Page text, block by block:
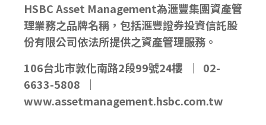
HSBC Asset Management為滙豐集團資產管
理業務之品牌名稱，包括滙豐證券投資信託股
份有限公司依法所提供之資產管理服務。
106台北市敦化南路2段99號24樓 ｜ 02-
6633-5808 ｜
www.assetmanagement.hsbc.com.tw